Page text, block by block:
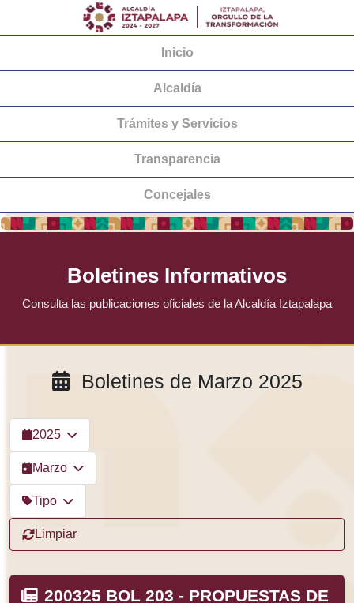
Inicio
Alcaldía
Trámites y Servicios
Transparencia
Concejales
Boletines Informativos
Consulta las publicaciones oficiales de la Alcaldía Iztapalapa
Boletines de Marzo 2025
2025
Marzo
Tipo
Limpiar
200325 BOL 203 - PROPUESTAS DE